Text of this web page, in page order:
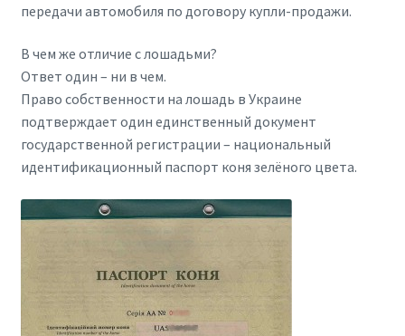
передачи автомобиля по договору купли-продажи.
В чем же отличие с лошадьми?
Ответ один – ни в чем.
Право собственности на лошадь в Украине
подтверждает один единственный документ
государственной регистрации – национальный
идентификационный паспорт коня зелёного цвета.